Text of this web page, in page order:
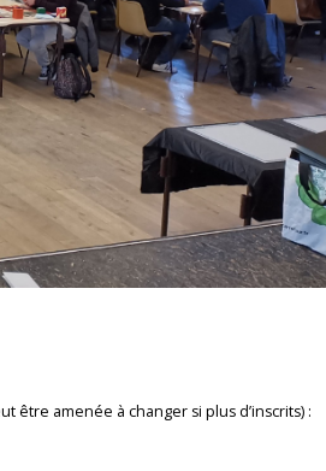
être amenée à changer si plus d’inscrits) :